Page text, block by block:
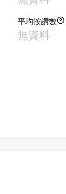
平均按讚數
無資料